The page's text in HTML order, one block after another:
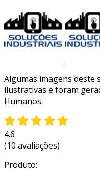
Algumas imagens deste
ilustrativas e foram
Humanos.
4.6
(10 avaliações)
Produto: